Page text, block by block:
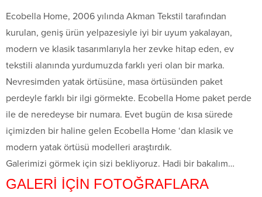
Ecobella Home, 2006 yılında Akman Tekstil tarafından
kurulan, geniş ürün yelpazesiyle iyi bir uyum yakalayan,
modern ve klasik tasarımlarıyla her zevke hitap eden, ev
tekstili alanında yurdumuzda farklı yeri olan bir marka.
Nevresimden yatak örtüsüne, masa örtüsünden paket
perdeyle farklı bir ilgi görmekte. Ecobella Home paket perde
ile de neredeyse bir numara. Evet bugün de kısa sürede
içimizden bir haline gelen Ecobella Home ‘dan klasik ve
modern yatak örtüsü modelleri araştırdık.
Galerimizi görmek için sizi bekliyoruz. Hadi bir bakalım…
GALERİ İÇİN FOTOĞRAFLARA